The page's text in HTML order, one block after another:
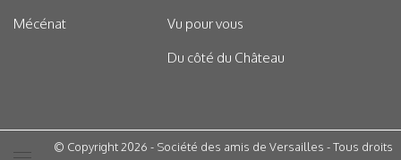
Mécénat
Vu pour vous
Du côté du Château
© Copyright 2026 - Société des amis de Versailles - Tous droits